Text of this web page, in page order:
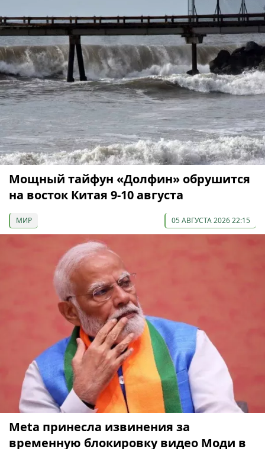
Мощный тайфун «Долфин» обрушится
на восток Китая 9-10 августа
МИР 05 АВГУСТА 2026 22:15
Meta принесла извинения за
временную блокировку видео Моди в